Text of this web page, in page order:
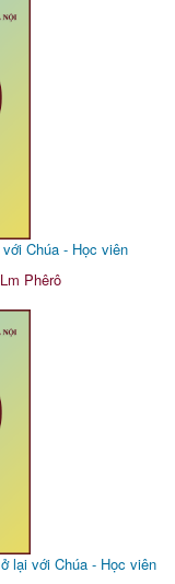
Chúa - Học viên
Phêrô
lại với Chúa - Học viên